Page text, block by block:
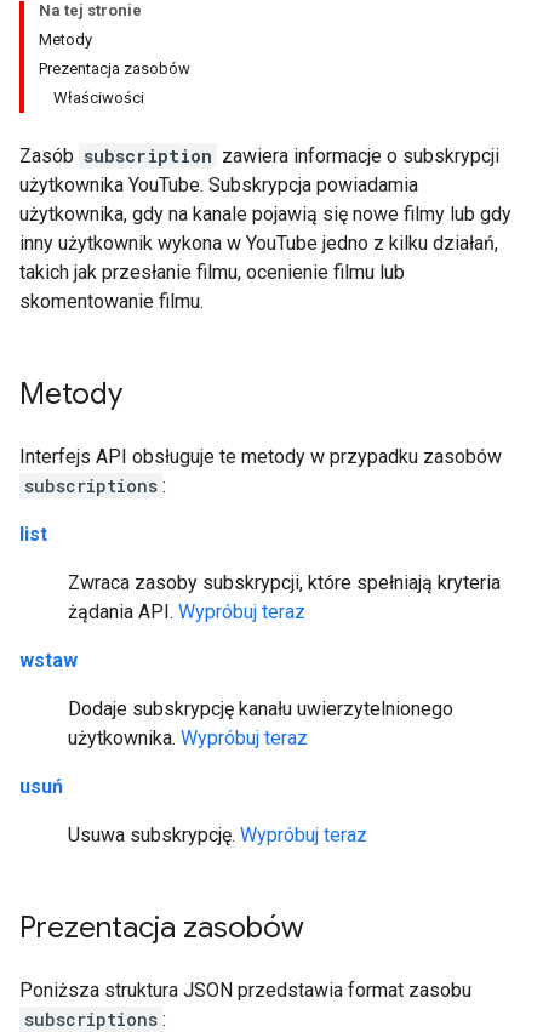
Na tej stronie
Metody
Prezentacja zasobów
Właściwości
Zasób subscription zawiera informacje o subskrypcji
użytkownika YouTube. Subskrypcja powiadamia
użytkownika, gdy na kanale pojawią się nowe filmy lub gdy
inny użytkownik wykona w YouTube jedno z kilku działań,
takich jak przesłanie filmu, ocenienie filmu lub
skomentowanie filmu.
Metody
Interfejs API obsługuje te metody w przypadku zasobów
subscriptions :
list
Zwraca zasoby subskrypcji, które spełniają kryteria
żądania API. Wypróbuj teraz
wstaw
Dodaje subskrypcję kanału uwierzytelnionego
użytkownika. Wypróbuj teraz
usuń
Usuwa subskrypcję. Wypróbuj teraz
Prezentacja zasobów
Poniższa struktura JSON przedstawia format zasobu
subscriptions :